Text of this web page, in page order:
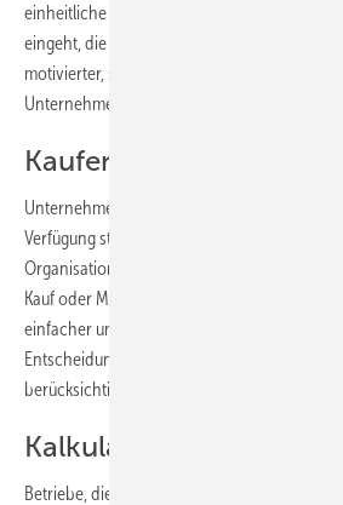
einheitliche Berufskleidung, die auf die
eingeht, die Identifikation mit dem
motivierter, sieht sich in das Team
Unternehmen zugehörig.
Kaufen oder mieten?
Unternehmer, die ihren Mitarbeitern
Verfügung stellen möchten, stehen vor der
Organisation von Berufskleidung. Zwei
Kauf oder Miete. Auf den ersten Blick
einfacher und kostengünstiger. Doch
Entscheidung genau hinsehen und alle
berücksichtigen.
Kalkulationsrisiko bei
Betriebe, die sich für den Kauf von